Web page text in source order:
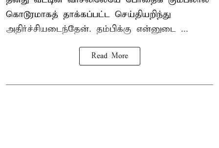
கொடூரமாகத் தாக்கப்பட்ட செய்தியறிந்து
அதிர்ச்சியடைந்தேன். தம்பிக்கு என்னுடை ...
Read More